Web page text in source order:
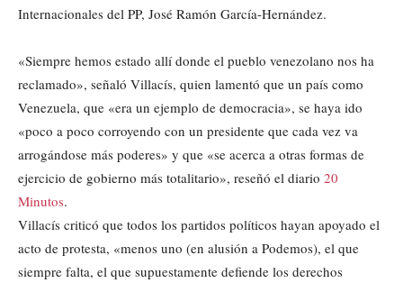
Internacionales del PP, José Ramón García-Hernández.
«Siempre hemos estado allí donde el pueblo venezolano nos ha
reclamado», señaló Villacís, quien lamentó que un país como
Venezuela, que «era un ejemplo de democracia», se haya ido
«poco a poco corroyendo con un presidente que cada vez va
arrogándose más poderes» y que «se acerca a otras formas de
ejercicio de gobierno más totalitario», reseñó el diario 20
Minutos.
Villacís criticó que todos los partidos políticos hayan apoyado el
acto de protesta, «menos uno (en alusión a Podemos), el que
siempre falta, el que supuestamente defiende los derechos